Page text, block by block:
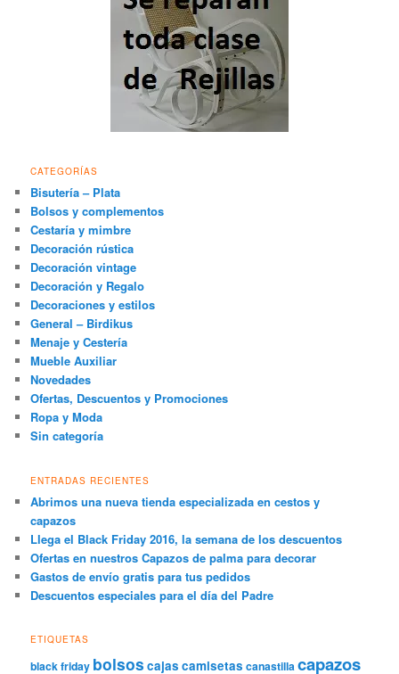
CATEGORÍAS
Bisutería – Plata
Bolsos y complementos
Cestaría y mimbre
Decoración rústica
Decoración vintage
Decoración y Regalo
Decoraciones y estilos
General – Birdikus
Menaje y Cestería
Mueble Auxiliar
Novedades
Ofertas, Descuentos y Promociones
Ropa y Moda
Sin categoría
ENTRADAS RECIENTES
Abrimos una nueva tienda especializada en cestos y
capazos
Llega el Black Friday 2016, la semana de los descuentos
Ofertas en nuestros Capazos de palma para decorar
Gastos de envío gratis para tus pedidos
Descuentos especiales para el día del Padre
ETIQUETAS
black friday bolsos cajas camisetas canastillacapazos